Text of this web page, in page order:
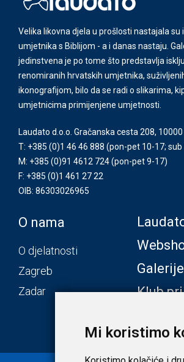
Mi koristimo
Velika likovna djela u prošlosti nastajala su
umjetnika s Biblijom - a i danas nastaju.
jedinstvena je po tome što predstavlja
renomiranih hrvatskih umjetnika,
ikonografijom, bilo da se radi o slikarima,
umjetnicima primijenjene umjetnosti.
Laudato d.o.o. Gračanska cesta 208,
T: +385 (0)1 46 46 888 (pon-pet 10-17; sub
M: +385 (0)91 4612 724(pon-pet 9-17)
F: +385 (0)1 461 27 22
OIB: 86303026965
O nama
O djelatnosti
Zagreb
Zadar
Galerije
Klub